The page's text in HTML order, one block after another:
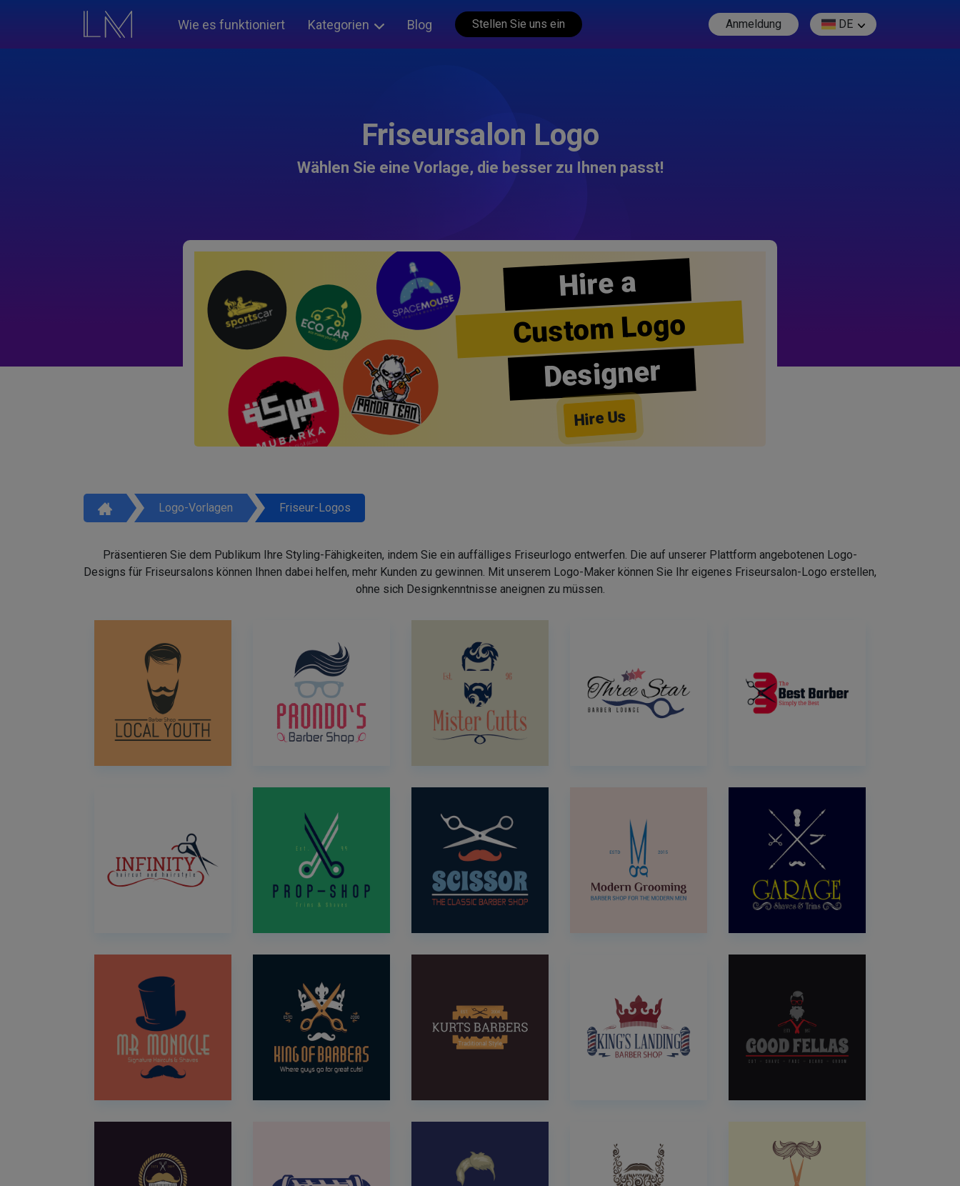
Wie es funktioniert Kategorien Blog Stellen Sie uns ein Anmeldung DE
Friseursalon Logo
Wählen Sie eine Vorlage, die besser zu Ihnen passt!
Hire a
Custom Logo
Designer
Hire Us
Logo-Vorlagen Friseur-Logos
Präsentieren Sie dem Publikum Ihre Styling-Fähigkeiten, indem Sie ein auffälliges Friseurlogo entwerfen. Die auf unserer Plattform angebotenen Logo-
Designs für Friseursalons können Ihnen dabei helfen, mehr Kunden zu gewinnen. Mit unserem Logo-Maker können Sie Ihr eigenes Friseursalon-Logo erstellen,
ohne sich Designkenntnisse aneignen zu müssen.